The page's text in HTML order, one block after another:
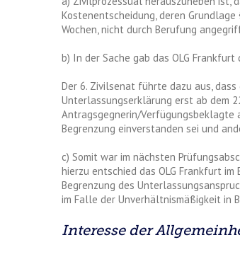
Kostenentscheidung, deren Grundlage
Wochen, nicht durch Berufung
b) In der Sache gab das OLG
Der 6. Zivilsenat führte dazu aus,
Unterlassungserklärung erst ab dem
Antragsgegnerin/Verfügungsbeklagte
Begrenzung einverstanden sei und
c) Somit war im nächsten
hierzu entschied das OLG Frankfurt
Begrenzung des
im Falle der Unverhältnismäßigkeit in
Interesse der